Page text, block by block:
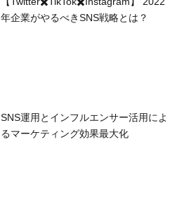
年企業がやるべきSNS戦略とは？
SNS運用とインフルエンサー活用によ
るマーケティング効果最大化